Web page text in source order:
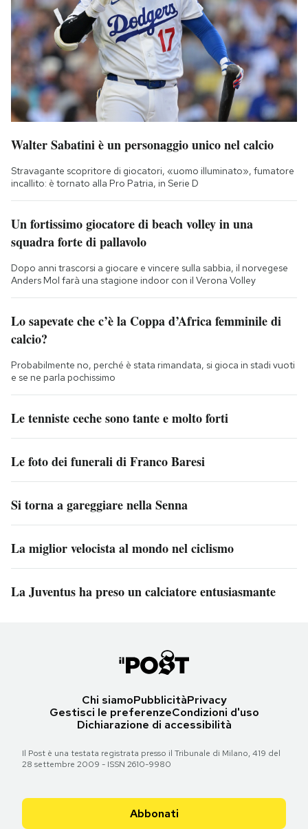
Walter Sabatini è un personaggio unico nel calcio
Stravagante scopritore di giocatori, «uomo illuminato», fumatore
incallito: è tornato alla Pro Patria, in Serie D
Un fortissimo giocatore di beach volley in una
squadra forte di pallavolo
Dopo anni trascorsi a giocare e vincere sulla sabbia, il norvegese
Anders Mol farà una stagione indoor con il Verona Volley
Lo sapevate che c’è la Coppa d’Africa femminile di
calcio?
Probabilmente no, perché è stata rimandata, si gioca in stadi vuoti
e se ne parla pochissimo
Le tenniste ceche sono tante e molto forti
Le foto dei funerali di Franco Baresi
Si torna a gareggiare nella Senna
La miglior velocista al mondo nel ciclismo
La Juventus ha preso un calciatore entusiasmante
Chi siamoPubblicitàPrivacy
Gestisci le preferenzeCondizioni d'uso
Dichiarazione di accessibilità
Il Post è una testata registrata presso il Tribunale di Milano, 419 del
28 settembre 2009 - ISSN 2610-9980
Abbonati